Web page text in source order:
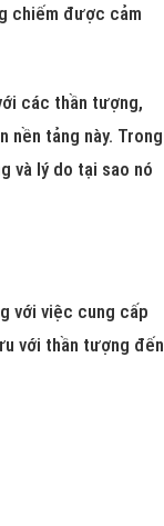
chiếm được cảm
các thần tượng,
nền tảng này. Trong
và lý do tại sao nó
với việc cung cấp
với thần tượng đến